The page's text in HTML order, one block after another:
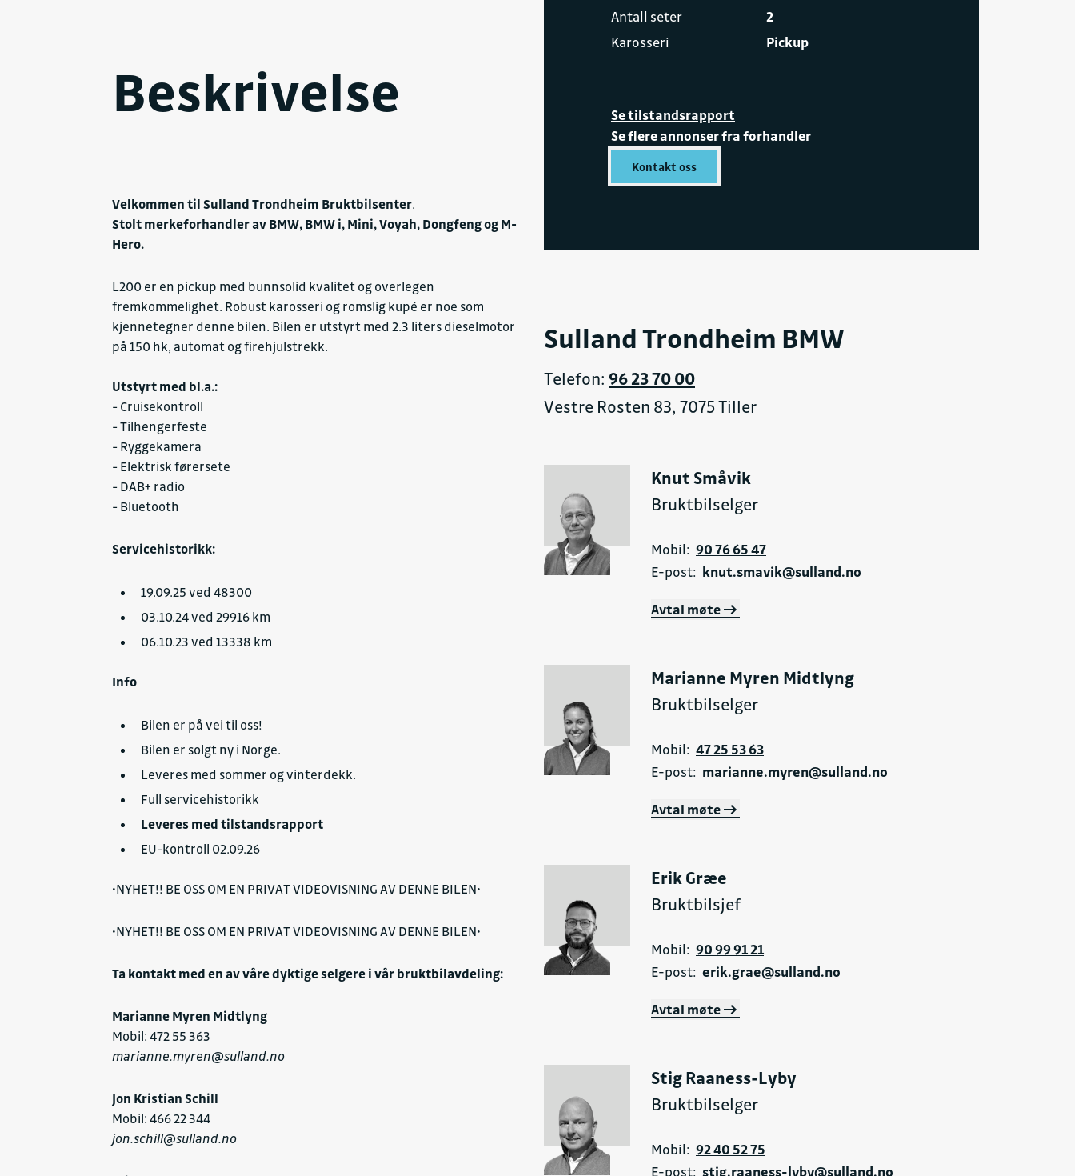
Kurve/tåkelys foran
Lakkerte støtfangere
Mobiltelefoni Bluetooth
Multifunksjonsratt
Mørke ruter (Privacy)
Navigasjonssystem
Oppvarmede seter foran ant.: 2
Pollenfilter
Ratt høydejusterbart
Ratt skinn
Regnsensor
Ruter tonede
Ryggekamera
Seter helskinn
Sommerdekk på felg
Speil oppvarmet
antiskrens
Tilhengerstabilitetssystem
USB-tilkobling
Beskrivelse
Velkommen til Sulland Trondheim Bruktbilsenter.
Stolt merkeforhandler av BMW, BMW i, Mini, Voyah, Dongfeng og M-
Hero.
L200 er en pickup med bunnsolid kvalitet og overlegen
fremkommelighet. Robust karosseri og romslig kupé er noe som
kjennetegner denne bilen. Bilen er utstyrt med 2.3 liters dieselmotor
på 150 hk, automat og firehjulstrekk.
Utstyrt med bl.a.:
- Cruisekontroll
- Tilhengerfeste
- Ryggekamera
- Elektrisk førersete
- DAB+ radio
- Bluetooth
Servicehistorikk:
19.09.25 ved 48300
03.10.24 ved 29916 km
06.10.23 ved 13338 km
Info
Bilen er på vei til oss!
Bilen er solgt ny i Norge.
Leveres med sommer og vinterdekk.
Full servicehistorikk
Leveres med tilstandsrapport
EU-kontroll 02.09.26
•NYHET!! BE OSS OM EN PRIVAT VIDEOVISNING AV DENNE BILEN•
•NYHET!! BE OSS OM EN PRIVAT VIDEOVISNING AV DENNE BILEN•
Ta kontakt med en av våre dyktige selgere i vår bruktbilavdeling:
Marianne Myren Midtlyng
Mobil: 472 55 363
marianne.myren@sulland.no
Jon Kristian Schill
Mobil: 466 22 344
jon.schill@sulland.no
Antall seter
2
Karosseri
Pickup
Se tilstandsrapport
Se flere annonser fra forhandler
Kontakt oss
Sulland Trondheim BMW
Telefon: 96 23 70 00
Vestre Rosten 83, 7075 Tiller
Knut Småvik
Bruktbilselger
Mobil: 90 76 65 47
E-post: knut.smavik@sulland.no
Avtal møte
Marianne Myren Midtlyng
Bruktbilselger
Mobil: 47 25 53 63
E-post: marianne.myren@sulland.no
Avtal møte
Erik Græe
Bruktbilsjef
Mobil: 90 99 91 21
E-post: erik.grae@sulland.no
Avtal møte
Stig Raaness-Lyby
Bruktbilselger
Mobil: 92 40 52 75
E-post: stig.raaness-lyby@sulland.no